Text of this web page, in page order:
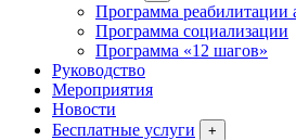
Программа реабилитации
Программа социализации
Программа «12 шагов»
Руководство
Мероприятия
Новости
Бесплатные услуги
+